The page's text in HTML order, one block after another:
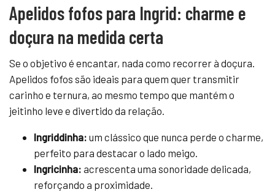
Apelidos fofos para Ingrid: charme e
doçura na medida certa
Se o objetivo é encantar, nada como recorrer à doçura.
Apelidos fofos são ideais para quem quer transmitir
carinho e ternura, ao mesmo tempo que mantém o
jeitinho leve e divertido da relação.
Ingriddinha: um clássico que nunca perde o charme,
perfeito para destacar o lado meigo.
Ingricinha: acrescenta uma sonoridade delicada,
reforçando a proximidade.